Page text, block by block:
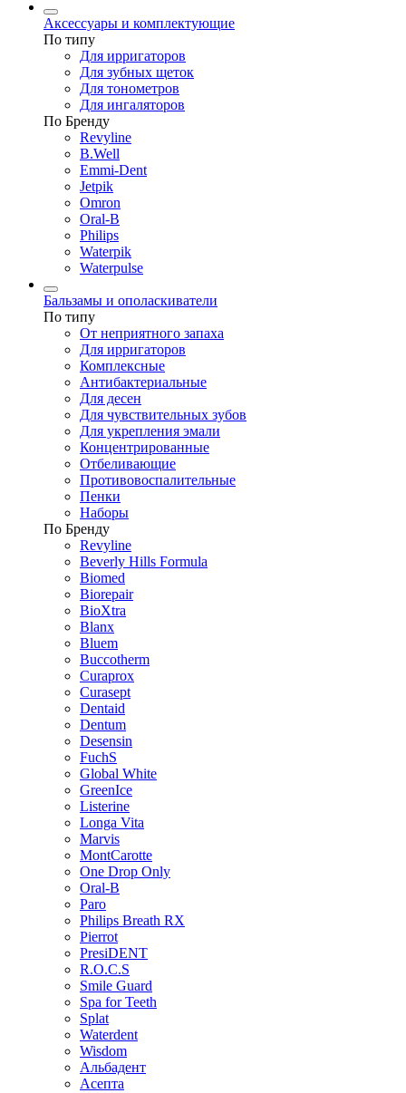
Аксессуары и комплектующие
По типу
Для ирригаторов
Для зубных щеток
Для тонометров
Для ингаляторов
По Бренду
Revyline
B.Well
Emmi-Dent
Jetpik
Omron
Oral-B
Philips
Waterpik
Waterpulse
Бальзамы и ополаскиватели
По типу
От неприятного запаха
Для ирригаторов
Комплексные
Антибактериальные
Для десен
Для чувствительных зубов
Для укрепления эмали
Концентрированные
Отбеливающие
Противовоспалительные
Пенки
Наборы
По Бренду
Revyline
Beverly Hills Formula
Biomed
Biorepair
BioXtra
Blanx
Bluem
Buccotherm
Curaprox
Curasept
Dentaid
Dentum
Desensin
FuchS
Global White
GreenIce
Listerine
Longa Vita
Marvis
MontCarotte
One Drop Only
Oral-B
Paro
Philips Breath RX
Pierrot
PresiDENT
R.O.C.S
Smile Guard
Spa for Teeth
Splat
Waterdent
Wisdom
Альбадент
Асепта